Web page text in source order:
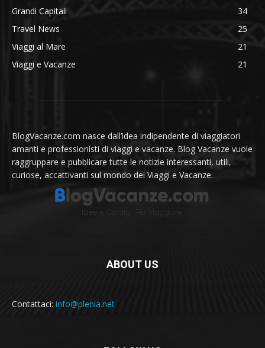
Grandi Capitali
34
Travel News
25
Viaggi al Mare
21
Viaggi e Vacanze
21
BlogVacanze.com nasce dall’idea indipendente di viaggiatori
amanti e professionisti di viaggi e vacanze. Blog Vacanze vuole
raggruppare e pubblicare tutte le notizie interessanti, utili,
curiose, accattivanti sul mondo dei Viaggi e Vacanze.
ABOUT US
Contattaci: info@plenia.net